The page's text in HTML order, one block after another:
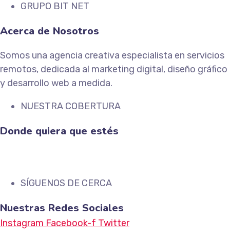
GRUPO BIT NET
Acerca de Nosotros
Somos una agencia creativa especialista en servicios
remotos, dedicada al marketing digital, diseño gráfico
y desarrollo web a medida.
NUESTRA COBERTURA
Donde quiera que estés
SÍGUENOS DE CERCA
Nuestras Redes Sociales
Instagram Facebook-f Twitter